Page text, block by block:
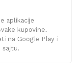
aplikacije
kupovine.
na Google Play i
sajtu.